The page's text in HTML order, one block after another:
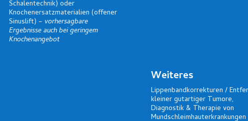
Schalentechnik) oder
Knochenersatzmaterialien (offener
Sinuslift) – vorhersagbare
Ergebnisse auch bei geringem
Knochenangebot
Weiteres
Lippenbandkorrekturen /
kleiner gutartiger Tumore,
Diagnostik & Therapie von
Mundschleimhauterkrankungen